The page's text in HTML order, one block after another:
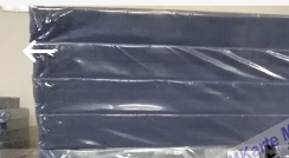
घर
MKarte
Material
Technology
(Tianjin)
Limited.
Rights
Reserved.